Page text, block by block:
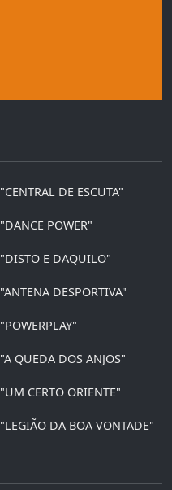
"CENTRAL DE ESCUTA"
"DANCE POWER"
"DISTO E DAQUILO"
"ANTENA DESPORTIVA"
"POWERPLAY"
"A QUEDA DOS ANJOS"
"UM CERTO ORIENTE"
"LEGIÃO DA BOA VONTADE"